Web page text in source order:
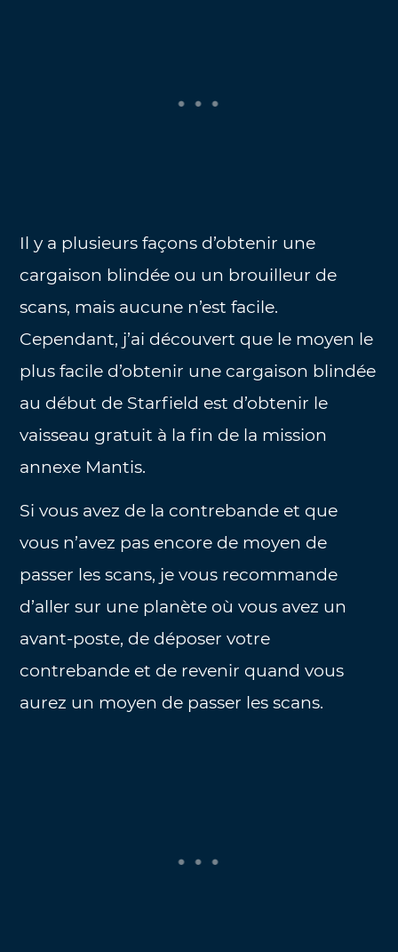
Il y a plusieurs façons d’obtenir une
cargaison blindée ou un brouilleur de
scans, mais aucune n’est facile.
Cependant, j’ai découvert que le moyen le
plus facile d’obtenir une cargaison blindée
au début de Starfield est d’obtenir le
vaisseau gratuit à la fin de la mission
annexe Mantis.
Si vous avez de la contrebande et que
vous n’avez pas encore de moyen de
passer les scans, je vous recommande
d’aller sur une planète où vous avez un
avant-poste, de déposer votre
contrebande et de revenir quand vous
aurez un moyen de passer les scans.